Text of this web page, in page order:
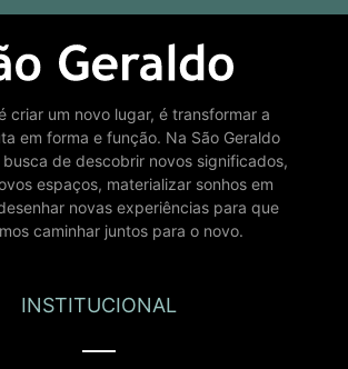
criar um novo lugar, é transformar a
em forma e função. Na São Geraldo
de descobrir novos significados,
espaços, materializar sonhos em
novas experiências para que
caminhar juntos para o novo.
INSTITUCIONAL